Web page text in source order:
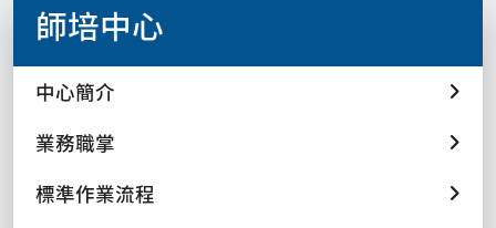
師培中心
中心簡介
業務職掌
標準作業流程